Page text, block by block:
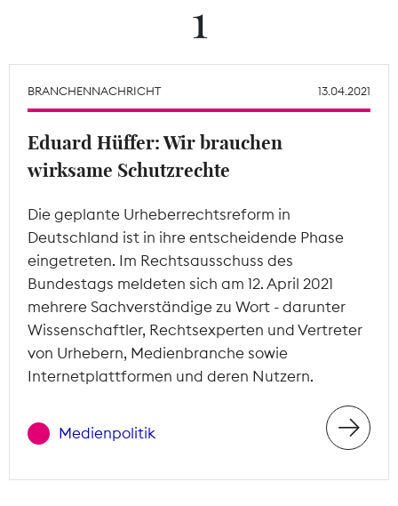
Mitgliederbereich
1
BRANCHENNACHRICHT 13.04.2021
Eduard Hüffer: Wir brauchen
wirksame Schutzrechte
Die geplante Urheberrechtsreform in
Deutschland ist in ihre entscheidende Phase
eingetreten. Im Rechtsausschuss des
Bundestags meldeten sich am 12. April 2021
mehrere Sachverständige zu Wort - darunter
Wissenschaftler, Rechtsexperten und Vertreter
von Urhebern, Medienbranche sowie
Internetplattformen und deren Nutzern.
Medienpolitik